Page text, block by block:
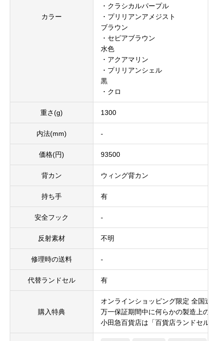
カラー
・クラシカルパープル
・プリリアンアメジスト
ブラウン
・セピアブラウン
水色
・アクアマリン
・プリリアンシェル
黒
・クロ
重さ(g) 1300
内法(mm) -
価格(円) 93500
背カン ウィング背カン
持ち手 有
安全フック -
反射素材 不明
修理時の送料 -
代替ランドセル 有
購入特典
オンラインショッピング限定 全国送
万一保証期間中に何らかの製造上の
小田急百貨店は「百貨店ランドセル